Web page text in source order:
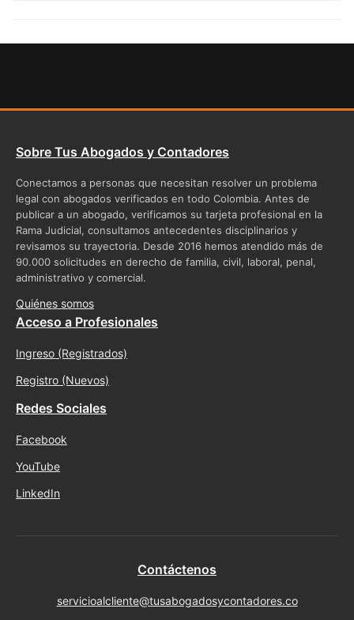
Sobre Tus Abogados y Contadores
Conectamos a personas que necesitan resolver un problema
legal con abogados verificados en todo Colombia. Antes de
publicar a un abogado, verificamos su tarjeta profesional en la
Rama Judicial, consultamos antecedentes disciplinarios y
revisamos su trayectoria. Desde 2016 hemos atendido más de
90.000 solicitudes en derecho de familia, civil, laboral, penal,
administrativo y comercial.
Quiénes somos
Acceso a Profesionales
Ingreso (Registrados)
Registro (Nuevos)
Redes Sociales
Facebook
YouTube
LinkedIn
Contáctenos
servicioalcliente@tusabogadosycontadores.co